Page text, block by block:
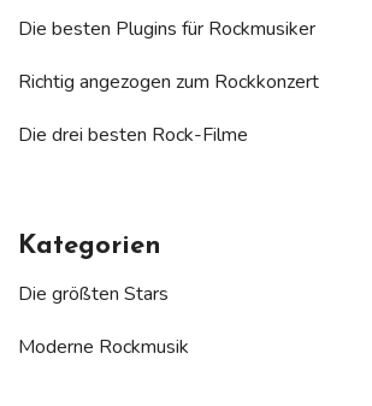
Die besten Plugins für Rockmusiker
Richtig angezogen zum Rockkonzert
Die drei besten Rock-Filme
Kategorien
Die größten Stars
Moderne Rockmusik